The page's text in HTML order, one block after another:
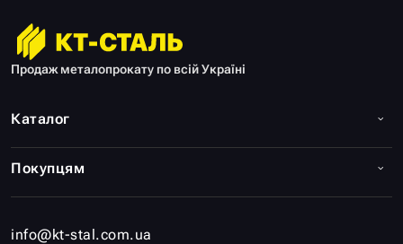
Продаж металопрокату по всій Україні
info@kt-stal.com.ua
Каталог
Покупцям